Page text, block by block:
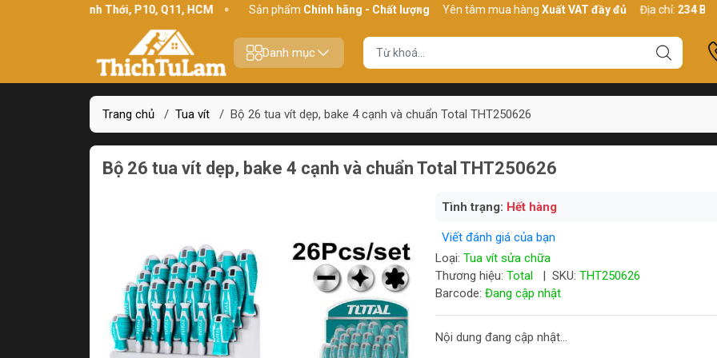
234 Bình Thới, P10, Q11, HCM Sản phẩmChính hãng - Chất lượng Yên tâm mua hàngXuất VAT đầy đủ Địa chỉ:234 Bình Thới,
Danh mục
Trang chủ / Tua vít / Bộ 26 tua vít dẹp, bake 4 cạnh và chuẩn Total THT250626
Bộ 26 tua vít dẹp, bake 4 cạnh và chuẩn Total THT250626
Tình trạng: Hết hàng
Viết đánh giá của bạn
Loại: Tua vít sửa chữa
Thương hiệu: Total | SKU: THT250626
Barcode: Đang cập nhật
Nội dung đang cập nhật...